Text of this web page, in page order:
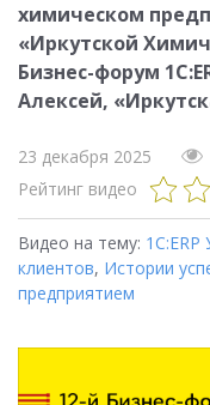
химическом
«Иркутской
Бизнес-форум
Алексей,
23 декабря 2025
Рейтинг видео
Видео на тему:
клиентов, Истории
предприятием